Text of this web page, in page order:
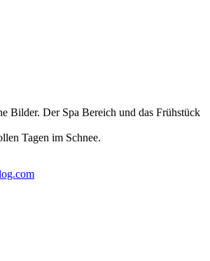
Bilder. Der Spa Bereich und das Frühstück
Tagen im Schnee.